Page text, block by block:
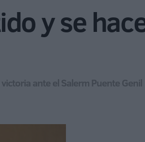
y se
ante el Salerm Puente Genil